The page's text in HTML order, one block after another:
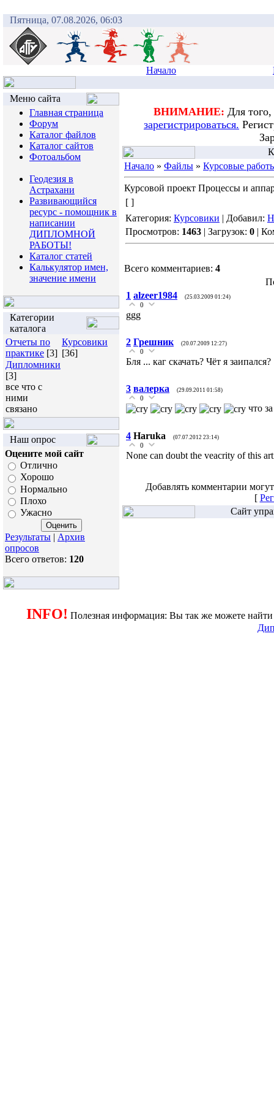
Пятница, 07.08.2026, 06:03
Начало
Меню сайта
Главная страница
Форум
Каталог файлов
Каталог сайтов
Фотоальбом
Геодезия в
Астрахани
Развивающийся
ресурс - помощник в
написании
ДИПЛОМНОЙ
РАБОТЫ!
Каталог статей
Калькулятор имен,
значение имени
Категории
каталога
Отчеты по
практике [3]
Курсовики
[36]
Дипломники
[3]
все что с
ними
связано
Наш опрос
Оцените мой сайт
Отлично
Хорошо
Нормально
Плохо
Ужасно
Результаты | Архив
опросов
Всего ответов: 120
ВНИМАНИЕ: Для
зарегистрироваться.
Начало » Файлы » Курсовые
Курсовой проект Процессы и
[ ]
Категория: Курсовики | Добавил:
Просмотров: 1463 | Загрузок: 0 |
Всего комментариев: 4
1 alzeer1984 (25.03.2009 01:24)
0
ggg
2 Грешник (20.07.2009 12:27)
0
Бля ... каг скачать? Чёт я заипался?
3 валерка (29.09.2011 01:58)
0
что
4 Haruka (07.07.2012 23:14)
0
None can doubt the veacrity of this
Добавлять комментарии
[
Сайт
INFO! Полезная информация: Вы так же можете найти